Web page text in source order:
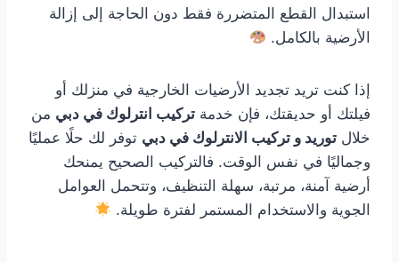
استبدال القطع المتضررة فقط دون الحاجة إلى إزالة
الأرضية بالكامل.
إذا كنت تريد تجديد الأرضيات الخارجية في منزلك أو
فيلتك أو حديقتك، فإن خدمة تركيب انترلوك في دبي من
خلال توريد و تركيب الانترلوك في دبي توفر لك حلًا عمليًا
وجماليًا في نفس الوقت. فالتركيب الصحيح يمنحك
أرضية آمنة، مرتبة، سهلة التنظيف، وتتحمل العوامل
الجوية والاستخدام المستمر لفترة طويلة.